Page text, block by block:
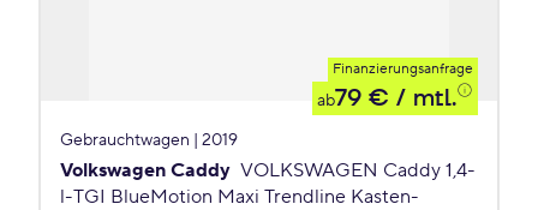
Finanzierungsanfrage
ab79 € / mtl.
Gebrauchtwagen | 2019
Volkswagen Caddy VOLKSWAGEN Caddy 1,4-
l-TGI BlueMotion Maxi Trendline Kasten-